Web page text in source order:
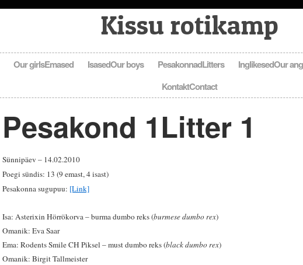
Kissu rotikamp
Our girlsEmased IsasedOur boys PesakonnadLitters InglikesedOur
KontaktContact
Pesakond 1Litter 1
Sünnipäev – 14.02.2010
Poegi sündis: 13 (9 emast, 4 isast)
Pesakonna sugupuu: [Link]
Isa: Asterixin Hörrökorva – burma dumbo reks (burmese dumbo rex)
Omanik: Eva Saar
Ema: Rodents Smile CH Piksel – must dumbo reks (black dumbo rex)
Omanik: Birgit Tallmeister